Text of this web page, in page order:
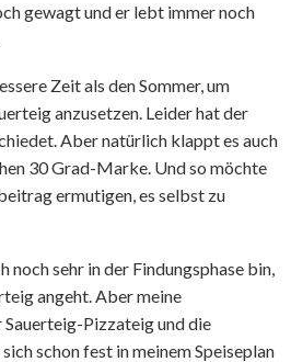
gewagt und er lebt immer noch
Zeit als den Sommer, um
anzusetzen. Leider hat der
Aber natürlich klappt es auch
30 Grad-Marke. Und so möchte
ermutigen, es selbst zu
noch sehr in der Findungsphase bin,
angeht. Aber meine
Pizzateig und die
schon fest in meinem Speiseplan